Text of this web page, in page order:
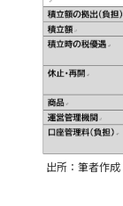
出所：筆者作成